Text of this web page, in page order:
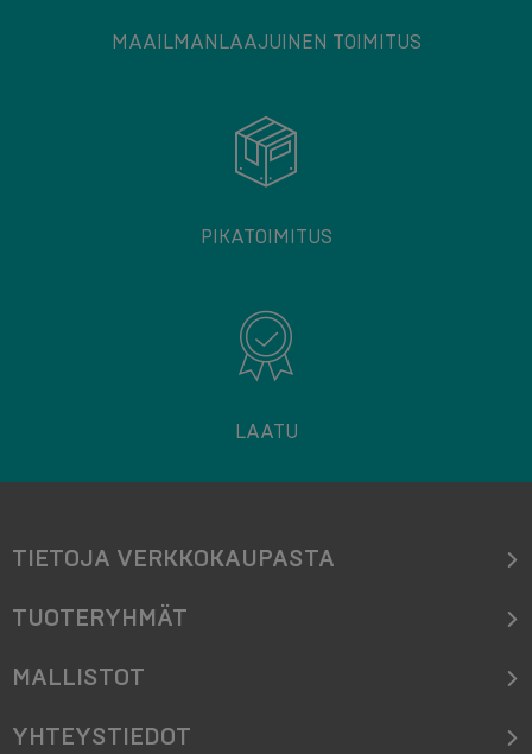
MAAILMANLAAJUINEN TOIMITUS
PIKATOIMITUS
LAATU
TIETOJA VERKKOKAUPASTA
TUOTERYHMÄT
MALLISTOT
YHTEYSTIEDOT